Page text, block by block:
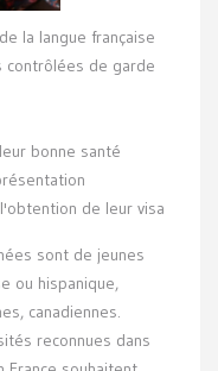
la langue française
contrôlées de garde
bonne santé
de leur visa
sont de jeunes
ou hispanique,
canadiennes.
reconnues dans